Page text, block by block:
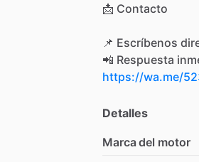
📩 Contacto
📌 Escríbenos
📲 Respuesta
https://wa.me/
Detalles
Marca del motor